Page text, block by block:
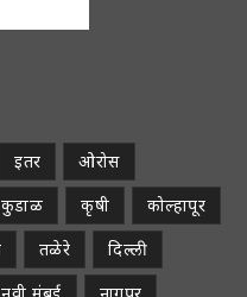
इतर
ओरोस
कुडाळ कृषी
कोल्हापूर
तळेरे
दिल्ली